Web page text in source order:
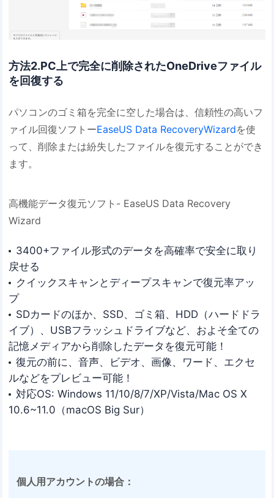
方法2.PC上で完全に削除されたOneDriveファイル
を回復する
パソコンのゴミ箱を完全に空した場合は、信頼性の高いフ
ァイル回復ソフトーEaseUS Data RecoveryWizardを使
って、削除または紛失したファイルを復元することができ
ます。
高機能データ復元ソフト- EaseUS Data Recovery
Wizard
3400+ファイル形式のデータを高確率で安全に取り
戻せる
クイックスキャンとディープスキャンで復元率アッ
プ
SDカードのほか、SSD、ゴミ箱、HDD（ハードドラ
イブ）、USBフラッシュドライブなど、およそ全ての
記憶メディアから削除したデータを復元可能！
復元の前に、音声、ビデオ、画像、ワード、エクセ
ルなどをプレビュー可能！
対応OS: Windows 11/10/8/7/XP/Vista/Mac OS X
10.6~11.0（macOS Big Sur）
​個人用アカウントの場合​：